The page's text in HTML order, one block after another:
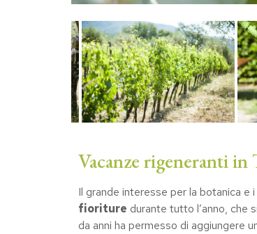
Vacanze rigeneranti
Il grande interesse per la botanica e
fioriture durante tutto l’anno, che
da anni ha permesso di aggiungere